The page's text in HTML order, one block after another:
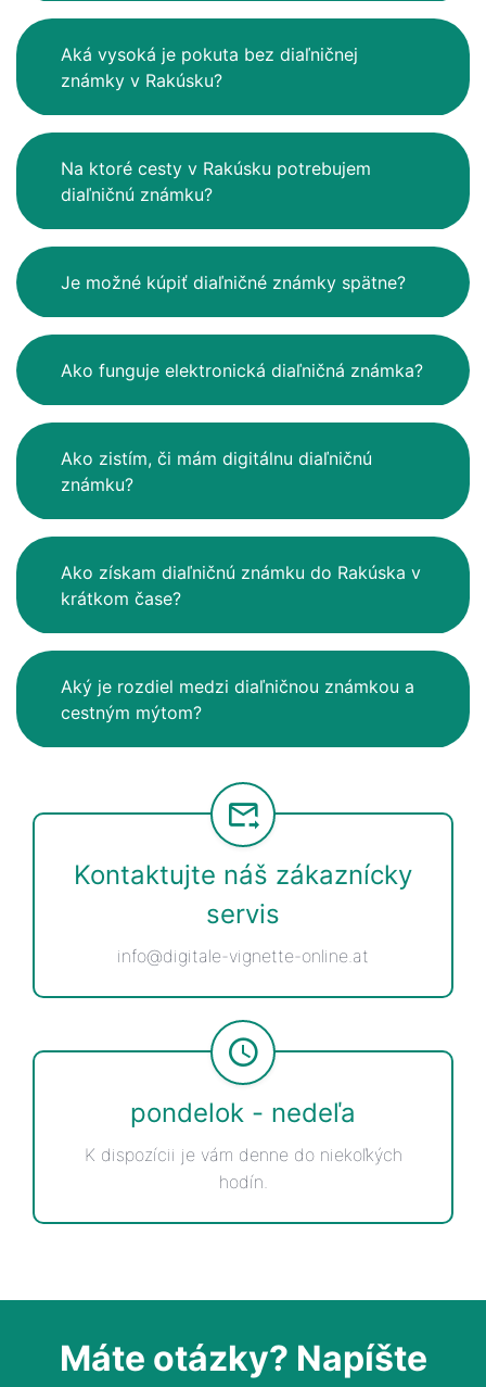
Aká vysoká je pokuta bez diaľničnej
známky v Rakúsku?
Na ktoré cesty v Rakúsku potrebujem
diaľničnú známku?
Je možné kúpiť diaľničné známky spätne?
Ako funguje elektronická diaľničná známka?
Ako zistím, či mám digitálnu diaľničnú
známku?
Ako získam diaľničnú známku do Rakúska v
krátkom čase?
Aký je rozdiel medzi diaľničnou známkou a
cestným mýtom?
Kontaktujte náš zákaznícky
servis
info@digitale-vignette-online.at
pondelok - nedeľa
K dispozícii je vám denne do niekoľkých
hodín.
Máte otázky? Napíšte